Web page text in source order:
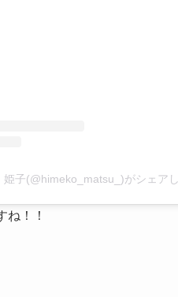
姫子(@himeko_matsu_)がシェア
ね！！